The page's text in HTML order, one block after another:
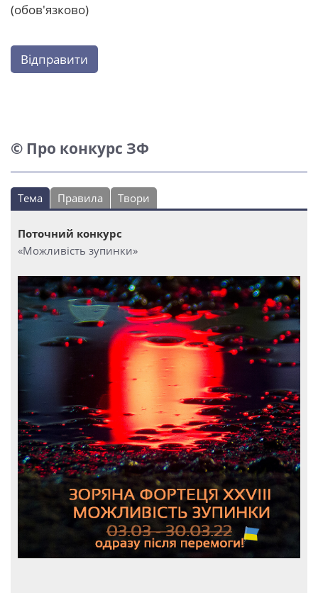
(обов'язково)
Відправити
© Про конкурс ЗФ
Тема Правила Твори
Поточний конкурс
«Можливість зупинки»